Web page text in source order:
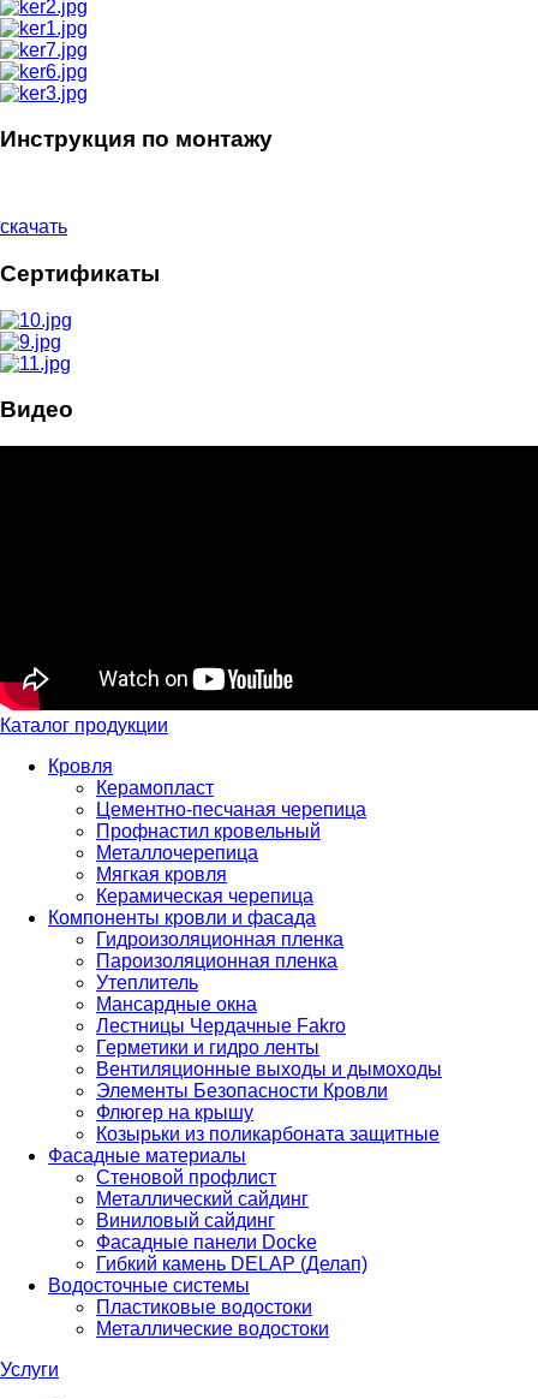
Инструкция по монтажу
скачать
Сертификаты
Видео
Каталог продукции
Кровля
Керамопласт
Цементно-песчаная черепица
Профнастил кровельный
Металлочерепица
Мягкая кровля
Керамическая черепица
Компоненты кровли и фасада
Гидроизоляционная пленка
Пароизоляционная пленка
Утеплитель
Мансардные окна
Лестницы Чердачные Fakro
Герметики и гидро ленты
Вентиляционные выходы и дымоходы
Элементы Безопасности Кровли
Флюгер на крышу
Козырьки из поликарбоната защитные
Фасадные материалы
Стеновой профлист
Металлический сайдинг
Виниловый сайдинг
Фасадные панели Docke
Гибкий камень DELAP (Делап)
Водосточные системы
Пластиковые водостоки
Металлические водостоки
Услуги